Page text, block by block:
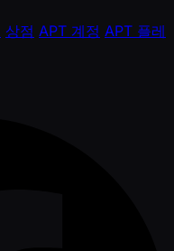
상점 APT 계정 APT 플레